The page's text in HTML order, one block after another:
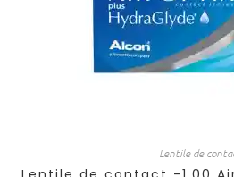
Lentile de